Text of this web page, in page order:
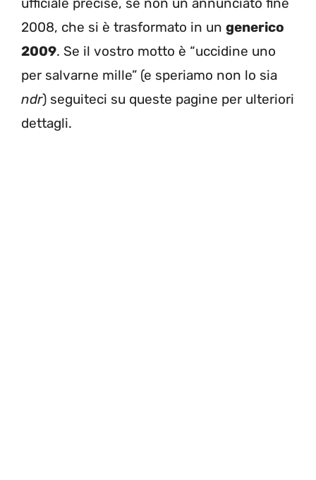
2008, che si è trasformato in un generico
2009. Se il vostro motto è “uccidine uno
per salvarne mille” (e speriamo non lo sia
ndr) seguiteci su queste pagine per ulteriori
dettagli.